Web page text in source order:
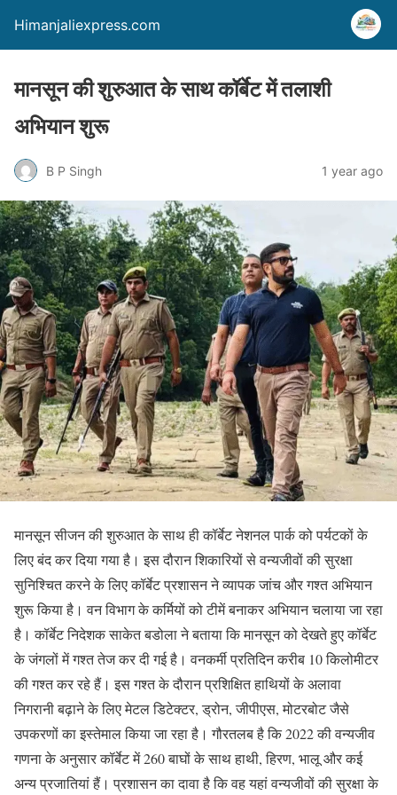
Himanjaliexpress.com
मानसून की शुरुआत के साथ कॉर्बेट में तलाशी
अभियान शुरू
B P Singh 1 year ago
मानसून सीजन की शुरुआत के साथ ही कॉर्बेट नेशनल पार्क को पर्यटकों के
लिए बंद कर दिया गया है। इस दौरान शिकारियों से वन्यजीवों की सुरक्षा
सुनिश्चित करने के लिए कॉर्बेट प्रशासन ने व्यापक जांच और गश्त अभियान
शुरू किया है। वन विभाग के कर्मियों को टीमें बनाकर अभियान चलाया जा रहा
है। कॉर्बेट निदेशक साकेत बडोला ने बताया कि मानसून को देखते हुए कॉर्बेट
के जंगलों में गश्त तेज कर दी गई है। वनकर्मी प्रतिदिन करीब 10 किलोमीटर
की गश्त कर रहे हैं। इस गश्त के दौरान प्रशिक्षित हाथियों के अलावा
निगरानी बढ़ाने के लिए मेटल डिटेक्टर, ड्रोन, जीपीएस, मोटरबोट जैसे
उपकरणों का इस्तेमाल किया जा रहा है। गौरतलब है कि 2022 की वन्यजीव
गणना के अनुसार कॉर्बेट में 260 बाघों के साथ हाथी, हिरण, भालू और कई
अन्य प्रजातियां हैं। प्रशासन का दावा है कि वह यहां वन्यजीवों की सुरक्षा के